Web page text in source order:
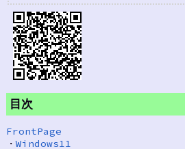
目次
FrontPage
・Windows11